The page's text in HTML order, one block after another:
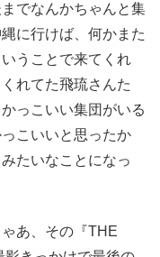
でなんかちゃんと集
に行けば、何かまた
うことで来てくれ
れてた飛琉さんた
っこいい集団がいる
こいいと思ったか
たいなことになっ
あ、その『THE